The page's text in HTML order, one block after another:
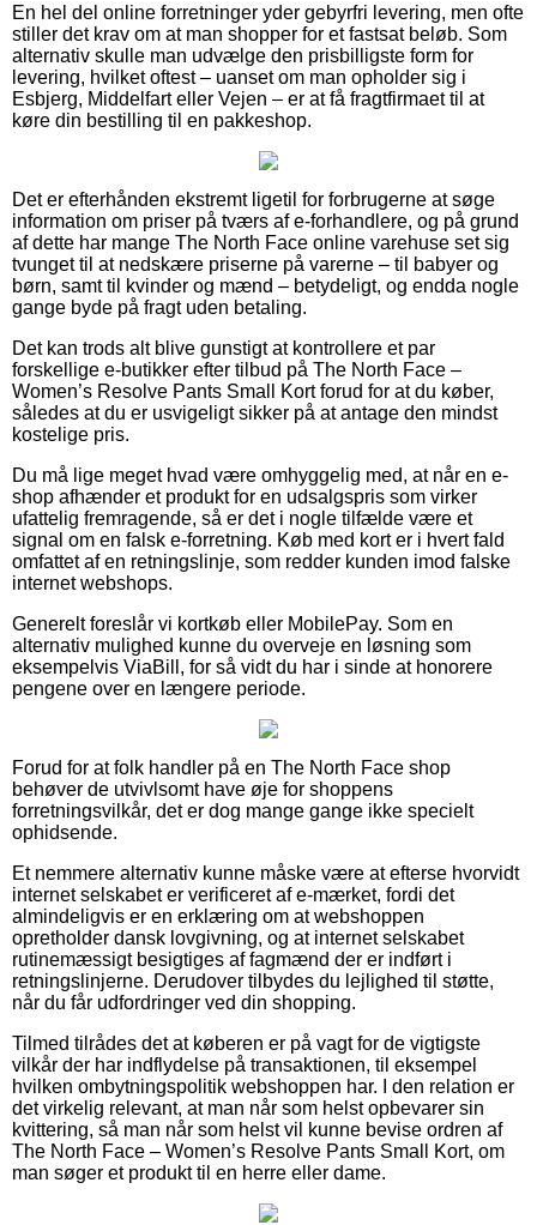
En hel del online forretninger yder gebyrfri levering, men ofte
stiller det krav om at man shopper for et fastsat beløb. Som
alternativ skulle man udvælge den prisbilligste form for
levering, hvilket oftest – uanset om man opholder sig i
Esbjerg, Middelfart eller Vejen – er at få fragtfirmaet til at
køre din bestilling til en pakkeshop.
Det er efterhånden ekstremt ligetil for forbrugerne at søge
information om priser på tværs af e-forhandlere, og på grund
af dette har mange The North Face online varehuse set sig
tvunget til at nedskære priserne på varerne – til babyer og
børn, samt til kvinder og mænd – betydeligt, og endda nogle
gange byde på fragt uden betaling.
Det kan trods alt blive gunstigt at kontrollere et par
forskellige e-butikker efter tilbud på The North Face –
Women’s Resolve Pants Small Kort forud for at du køber,
således at du er usvigeligt sikker på at antage den mindst
kostelige pris.
Du må lige meget hvad være omhyggelig med, at når en e-
shop afhænder et produkt for en udsalgspris som virker
ufattelig fremragende, så er det i nogle tilfælde være et
signal om en falsk e-forretning. Køb med kort er i hvert fald
omfattet af en retningslinje, som redder kunden imod falske
internet webshops.
Generelt foreslår vi kortkøb eller MobilePay. Som en
alternativ mulighed kunne du overveje en løsning som
eksempelvis ViaBill, for så vidt du har i sinde at honorere
pengene over en længere periode.
Forud for at folk handler på en The North Face shop
behøver de utvivlsomt have øje for shoppens
forretningsvilkår, det er dog mange gange ikke specielt
ophidsende.
Et nemmere alternativ kunne måske være at efterse hvorvidt
internet selskabet er verificeret af e-mærket, fordi det
almindeligvis er en erklæring om at webshoppen
opretholder dansk lovgivning, og at internet selskabet
rutinemæssigt besigtiges af fagmænd der er indført i
retningslinjerne. Derudover tilbydes du lejlighed til støtte,
når du får udfordringer ved din shopping.
Tilmed tilrådes det at køberen er på vagt for de vigtigste
vilkår der har indflydelse på transaktionen, til eksempel
hvilken ombytningspolitik webshoppen har. I den relation er
det virkelig relevant, at man når som helst opbevarer sin
kvittering, så man når som helst vil kunne bevise ordren af
The North Face – Women’s Resolve Pants Small Kort, om
man søger et produkt til en herre eller dame.